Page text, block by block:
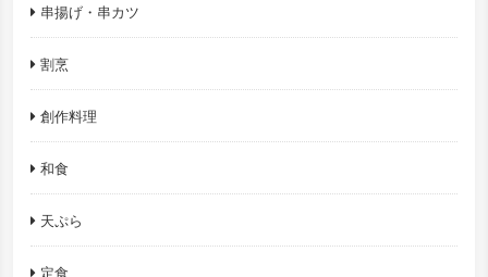
串揚げ・串カツ
割烹
創作料理
和食
天ぷら
定食